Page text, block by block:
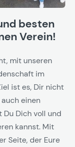
besten
Verein!
mit unseren
im
ist es, Dir nicht
einen
Du Dich voll und
kannst. Mit
Seite, der Eure